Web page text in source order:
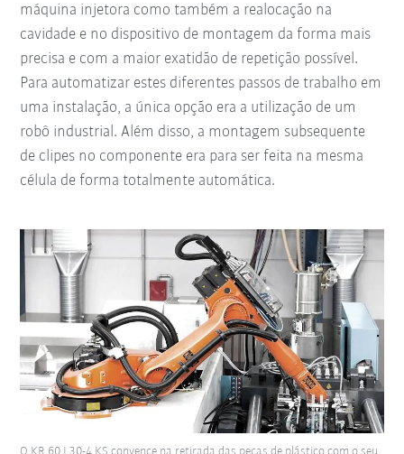
máquina injetora como também a realocação na
cavidade e no dispositivo de montagem da forma mais
precisa e com a maior exatidão de repetição possível.
Para automatizar estes diferentes passos de trabalho em
uma instalação, a única opção era a utilização de um
robô industrial. Além disso, a montagem subsequente
de clipes no componente era para ser feita na mesma
célula de forma totalmente automática.